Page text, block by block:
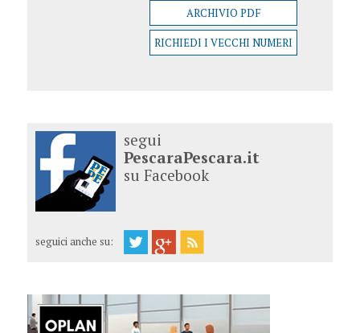
ARCHIVIO PDF
RICHIEDI I VECCHI NUMERI
segui
PescaraPescara.it
su Facebook
seguici anche su: